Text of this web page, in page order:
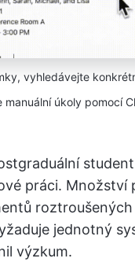
vyhledávejte
manuální úkoly pomocí
práci. Množství
jednotný
výzkum.